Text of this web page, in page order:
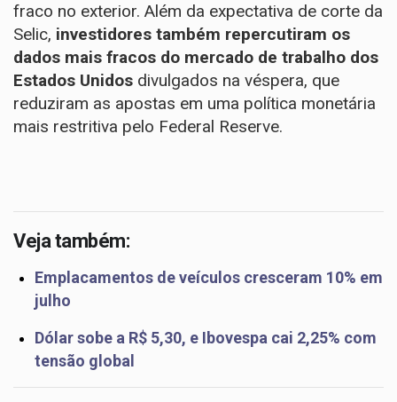
fraco no exterior. Além da expectativa de corte da
Selic, investidores também repercutiram os
dados mais fracos do mercado de trabalho dos
Estados Unidos divulgados na véspera, que
reduziram as apostas em uma política monetária
mais restritiva pelo Federal Reserve.
Veja também:
Emplacamentos de veículos cresceram 10% em
julho
Dólar sobe a R$ 5,30, e Ibovespa cai 2,25% com
tensão global